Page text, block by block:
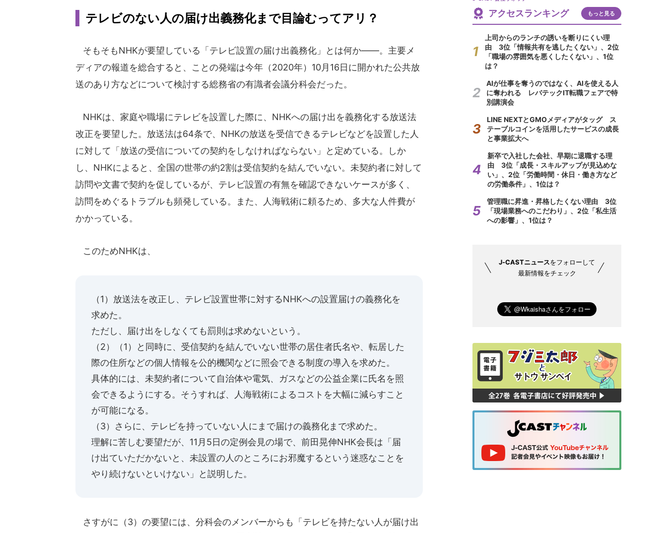
テレビのない人の届け出義務化まで目論むってアリ？
そもそもNHKが要望している「テレビ設置の届け出義務化」とは何か――。主要メ
ディアの報道を総合すると、ことの発端は今年（2020年）10月16日に開かれた公共放
送のあり方などについて検討する総務省の有識者会議分科会だった。
NHKは、家庭や職場にテレビを設置した際に、NHKへの届け出を義務化する放送法
改正を要望した。放送法は64条で、NHKの放送を受信できるテレビなどを設置した人
に対して「放送の受信についての契約をしなければならない」と定めている。しか
し、NHKによると、全国の世帯の約2割は受信契約を結んでいない。未契約者に対して
訪問や文書で契約を促しているが、テレビ設置の有無を確認できないケースが多く、
訪問をめぐるトラブルも頻発している。また、人海戦術に頼るため、多大な人件費が
かかっている。
このためNHKは、
（1）放送法を改正し、テレビ設置世帯に対するNHKへの設置届けの義務化を
求めた。
ただし、届け出をしなくても罰則は求めないという。
（2）（1）と同時に、受信契約を結んでいない世帯の居住者氏名や、転居した
際の住所などの個人情報を公的機関などに照会できる制度の導入を求めた。
具体的には、未契約者について自治体や電気、ガスなどの公益企業に氏名を照
会できるようにする。そうすれば、人海戦術によるコストを大幅に減らすこと
が可能になる。
（3）さらに、テレビを持っていない人にまで届けの義務化まで求めた。
理解に苦しむ要望だが、11月5日の定例会見の場で、前田晃伸NHK会長は「届
け出ていただかないと、未設置の人のところにお邪魔するという迷惑なことを
やり続けないといけない」と説明した。
さすがに（3）の要望には、分科会のメンバーからも「テレビを持たない人が届け出
アクセスランキング もっと見る
上司からのランチの誘いを断りにくい理
由 3位「情報共有を逃したくない」、2位
「職場の雰囲気を悪くしたくない」、1位
は？
AIが仕事を奪うのではなく、AIを使える人
に奪われる レバテックIT転職フェアで特
別講演会
LINE NEXTとGMOメディアがタッグ ス
テーブルコインを活用したサービスの成長
と事業拡大へ
新卒で入社した会社、早期に退職する理
由 3位「成長・スキルアップが見込めな
い」、2位「労働時間・休日・働き方など
の労働条件」、1位は？
管理職に昇進・昇格したくない理由 3位
「現場業務へのこだわり」、2位「私生活
への影響」、1位は？
J-CASTニュースをフォローして
最新情報をチェック